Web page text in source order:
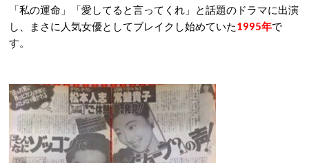
「私の運命」「愛してると言ってくれ」と話題のドラマに出演
し、まさに人気女優としてブレイクし始めていた1995年で
す。